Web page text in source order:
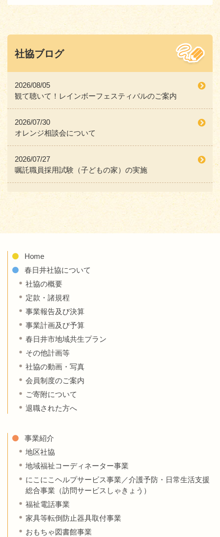
社協ブログ
2026/08/05
観て聴いて！レインボーフェスティバルのご案内
2026/07/30
オレンジ相談会について
2026/07/27
嘱託職員採用試験（子どもの家）の実施
Home
春日井社協について
社協の概要
定款・諸規程
事業報告及び決算
事業計画及び予算
春日井市地域共生プラン
その他計画等
社協の動画・写真
会員制度のご案内
ご寄附について
退職された方へ
事業紹介
地区社協
地域福祉コーディネーター事業
にこにこヘルプサービス事業／介護予防・日常生活支援
総合事業（訪問サービスしゃきょう）
福祉電話事業
家具等転倒防止器具取付事業
おもちゃ図書館事業